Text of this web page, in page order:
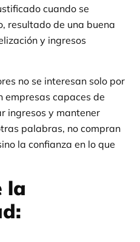
cuando se
resultado de una buena
y ingresos
no se interesan solo por
empresas capaces de
ingresos y mantener
palabras, no compran
la confianza en lo que
la